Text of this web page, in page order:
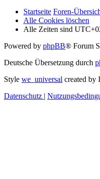
Startseite Foren-
Alle Cookies löschen
Alle Zeiten sind
Powered by phpBB® Forum
Deutsche Übersetzung durch
Style we_universal created
Datenschutz |